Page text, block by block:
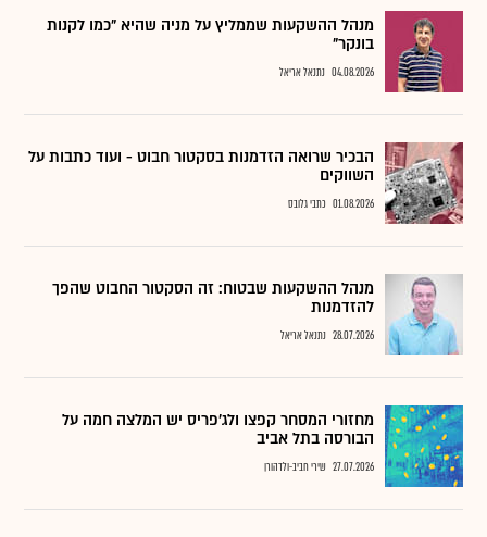
מנהל ההשקעות שממליץ על מניה שהיא "כמו לקנות
בונקר"
04.08.2026 נתנאל אריאל
הבכיר שרואה הזדמנות בסקטור חבוט - ועוד כתבות על
השווקים
01.08.2026 כתבי גלובס
מנהל ההשקעות שבטוח: זה הסקטור החבוט שהפך
להזדמנות
28.07.2026 נתנאל אריאל
מחזורי המסחר קפצו ולג'פריס יש המלצה חמה על
הבורסה בתל אביב
27.07.2026 שירי חביב-ולדהורן